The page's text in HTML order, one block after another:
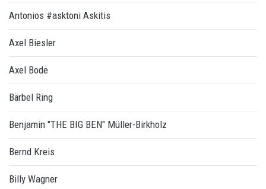
Antonios #asktoni Askitis
Axel Biesler
Axel Bode
Bärbel Ring
Benjamin "THE BIG BEN" Müller-Birkholz
Bernd Kreis
Billy Wagner